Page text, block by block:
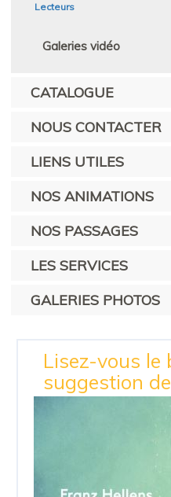
Lecteurs
Galeries vidéo
CATALOGUE
NOUS CONTACTER
LIENS UTILES
NOS ANIMATIONS
NOS PASSAGES
LES SERVICES
GALERIES PHOTOS
Lisez-vous le
suggestion